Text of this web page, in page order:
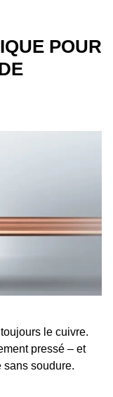
Cuivre
POUR
le cuivre.
pressé – et
sans soudure.